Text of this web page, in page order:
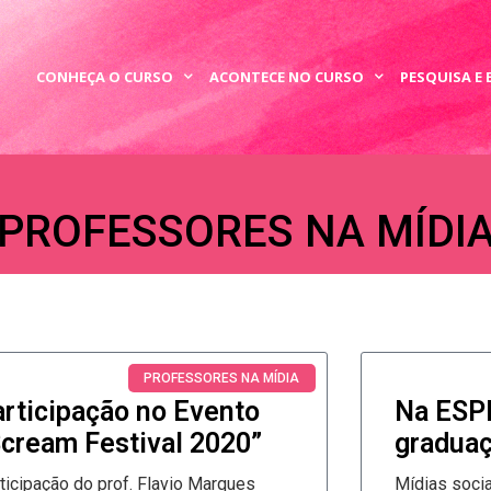
CONHEÇA O CURSO ACONTECE NO CURSO PESQUISA E
PROFESSORES NA
PROFESSORES NA MÍDIA
no Evento
Festival 2020”
do prof. Flavio Marques
Na
Mídias
PÁGINAPÁGINA